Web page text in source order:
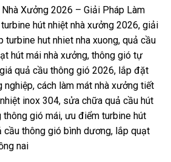
Xưởng 2026 – Giải Pháp Làm
hút nhiệt nhà xưởng 2026, giải
turbine hut nhiet nha xuong, quả cầu
hút mái nhà xưởng, thông gió tự
quả cầu thông gió 2026, lắp đặt
cách làm mát nhà xưởng tiết
inox 304, sửa chữa quả cầu hút
thông gió mái, ưu điểm turbine hút
cầu thông gió bình dương, lắp quạt
nai